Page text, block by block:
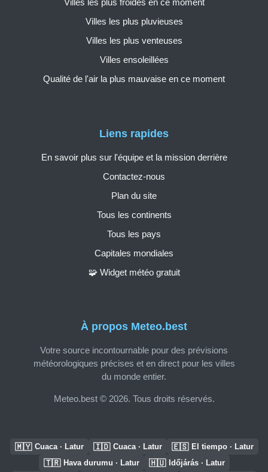
À propos Meteo.best
Votre source incontournable pour des prévisions
météorologiques précises et en direct pour les villes
du monde entier.
Meteo.best © 2026. Tous droits réservés.
Liens rapides
En savoir plus sur l'équipe et la mission derrière
Contactez-nous
Plan du site
Tous les continents
Tous les pays
Capitales mondiales
🧩 Widget météo gratuit
Villes les plus froides en ce moment
Villes les plus pluvieuses
Villes les plus venteuses
Villes ensoleillées
Qualité de l'air la plus mauvaise en ce moment
🇲🇾 Cuaca · Latur 🇮🇩 Cuaca · Latur 🇪🇸 El tiempo · Latur
🇹🇷 Hava durumu · Latur 🇭🇺 Időjárás · Latur